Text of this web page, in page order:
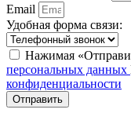
Email
Удобная форма связи:
Нажимая
персональных данных
конфиденциальности
Отправить